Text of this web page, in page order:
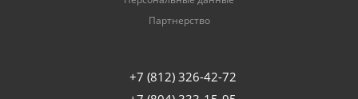
Партнерство
+7 (812) 326-42-72